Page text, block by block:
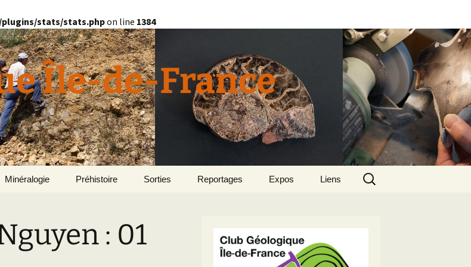
stats/stats.phpon line 1384
Île-de-France
du
parisien
Minéralogie
Pétrographie
Préhistoire Sorties Reportages Expos Liens
Rechercher :
: 01